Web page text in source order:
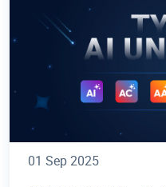
01 Sep 2025